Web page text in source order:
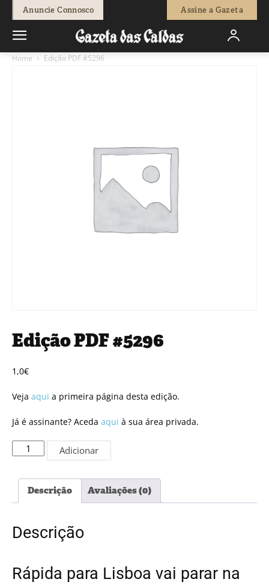
Anuncie Connosco Assine a Gazeta
Home Edição PDF #5296
Edição PDF #5296
1,0€
Veja aqui a primeira página desta edição.
Já é assinante? Aceda aqui à sua área privada.
Quantidade
de
PDF
#5296
Adicionar
Descrição Avaliações (0)
Descrição
Rápida para Lisboa vai parar na